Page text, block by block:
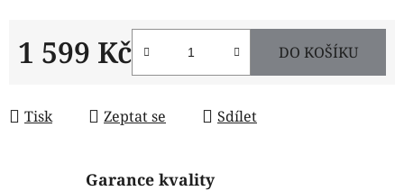
1 599 Kč DO KOŠÍKU
Tisk Zeptat se Sdílet
Garance kvality